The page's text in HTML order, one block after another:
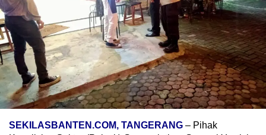
SEKILASBANTEN.COM, TANGERANG – Pihak